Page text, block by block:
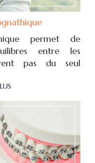
permet de
entre les
pas du seul